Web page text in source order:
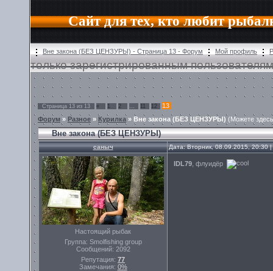
Сайт для тех, кто любит
Вне закона (БЕЗ ЦЕНЗУРЫ) - Страница 13 - Форум Мой профиль
только зарегистрированным
Страница 13 из 13 « 1 2 … 11 12
13
Форум » Разное » Курилка » Вне закона (БЕЗ ЦЕНЗУРЫ) (Можете
Вне закона (БЕЗ ЦЕНЗУРЫ)
саныч Дата: Вторник, 08.09.2015, 20:30
Настоящий рыбак
Группа: Smolfishing group
Сообщений: 2092
Репутация: 77
Замечания: 0%
IDL79 , флуидёр